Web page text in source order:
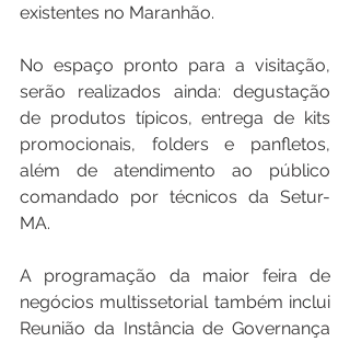
existentes no Maranhão.
No espaço pronto para a visitação,
serão realizados ainda: degustação
de produtos típicos, entrega de kits
promocionais, folders e panfletos,
além de atendimento ao público
comandado por técnicos da Setur-
MA.
A programação da maior feira de
negócios multissetorial também inclui
Reunião da Instância de Governança